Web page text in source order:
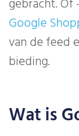
gebracht.
Google
van de feed
bieding.
Wat is